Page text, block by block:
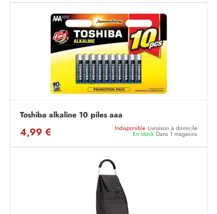
Toshiba alkaline 10 piles aaa
4,99 € Indisponible Livraison à domicile
En stock Dans 1 magasins